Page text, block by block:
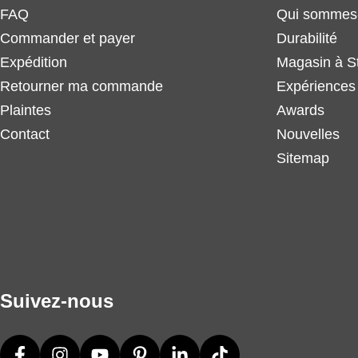
FAQ
Commander et payer
Expédition
Retourner ma commande
Plaintes
Contact
Qui
Durabilité
Magasin à
Awards
Nouvelles
Sitemap
Suivez-nous